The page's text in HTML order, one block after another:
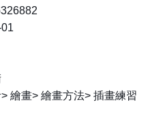
繪畫> 繪畫方法> 插畫練習